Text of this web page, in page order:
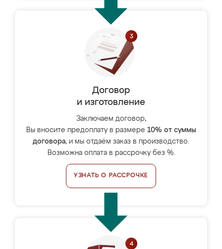
Договор
и изготовление
Заключаем договор,
Вы вносите предоплату в размере 10% от суммы
договора, и мы отдаём заказ в производство.
Возможна оплата в рассрочку без %.
УЗНАТЬ О РАССРОЧКЕ